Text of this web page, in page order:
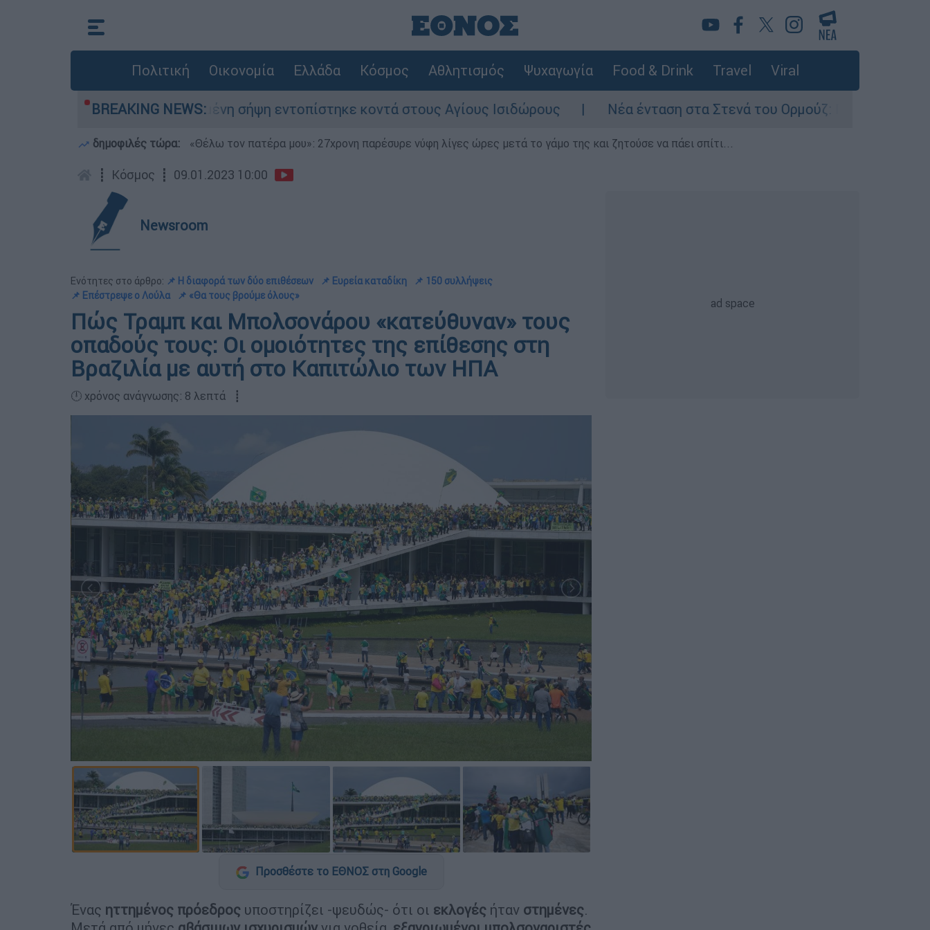
Πολιτική Οικονομία Ελλάδα Κόσμος Αθλητισμός Ψυχαγωγία Food & Drink Travel Viral
BREAKING NEWS:
σε προχωρημένη σήψη εντοπίστηκε κοντά στους Αγίους Ισιδώρους Νέα ένταση στα Στενά του Ορμούζ: Πετρελαιοφόρο του Άμπου
δημοφιλές τώρα: «Θέλω τον πατέρα μου»: 27χρονη παρέσυρε νύφη λίγες ώρες μετά το γάμο της και ζητούσε να πάει σπίτι...
┋ Κόσμος ┋ 09.01.2023 10:00
Newsroom
Ενότητες στο άρθρο: 📌 Η διαφορά των δύο επιθέσεων 📌 Ευρεία καταδίκη
📌 150 συλλήψεις
📌 Επέστρεψε ο Λούλα
📌 «Θα τους βρούμε όλους»
Πώς Τραμπ και Μπολσονάρου «κατεύθυναν» τους
οπαδούς τους: Οι ομοιότητες της επίθεσης στη
Βραζιλία με αυτή στο Καπιτώλιο των ΗΠΑ
🕛 χρόνος ανάγνωσης: 8 λεπτά ┋
Προσθέστε το ΕΘΝΟΣ στη Google
Ένας ηττημένος πρόεδρος υποστηρίζει -ψευδώς- ότι οι εκλογές ήταν στημένες.